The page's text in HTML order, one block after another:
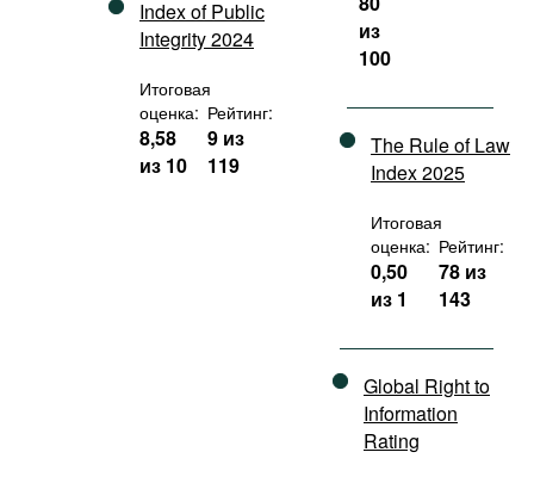
Index of Public
Integrity 2024
Итоговая
оценка:
8,58
из 10
Рейтинг:
9 из
119
из
100
The Rule of Law
Index 2025
Итоговая
оценка:
0,50
из 1
Рейтинг:
78 из
143
Global Right to
Information
Rating